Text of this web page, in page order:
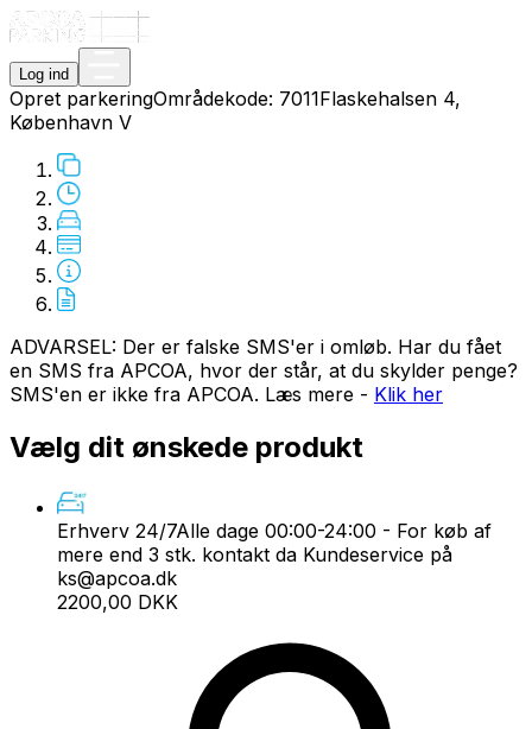
Log ind
Opret parkeringOmrådekode: 7011Flaskehalsen 4,
København V
ADVARSEL: Der er falske SMS'er i omløb. Har du fået
en SMS fra APCOA, hvor der står, at du skylder penge?
SMS'en er ikke fra APCOA. Læs mere - Klik her
Vælg dit ønskede produkt
Erhverv 24/7Alle dage 00:00-24:00 - For køb af
mere end 3 stk. kontakt da Kundeservice på
ks@apcoa.dk
2200,00 DKK